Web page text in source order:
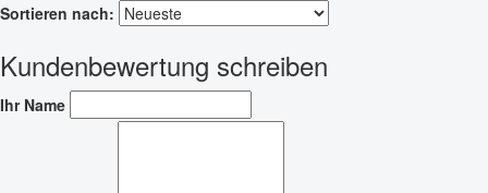
Sortieren nach:
Kundenbewertung schreiben
Ihr Name